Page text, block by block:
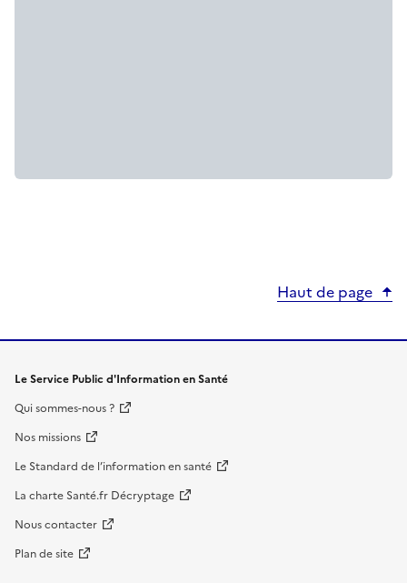
Haut de page
Le Service Public d'Information en Santé
Qui sommes-nous ?
Nos missions
Le Standard de l’information en santé
La charte Santé.fr Décryptage
Nous contacter
Plan de site